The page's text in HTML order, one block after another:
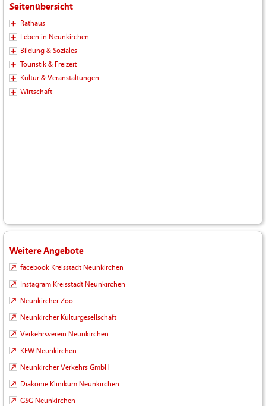
Seitenübersicht
Rathaus
Leben in Neunkirchen
Bildung & Soziales
Touristik & Freizeit
Kultur & Veranstaltungen
Wirtschaft
Weitere Angebote
facebook Kreisstadt Neunkirchen
Instagram Kreisstadt Neunkirchen
Neunkircher Zoo
Neunkircher Kulturgesellschaft
Verkehrsverein Neunkirchen
KEW Neunkirchen
Neunkircher Verkehrs GmbH
Diakonie Klinikum Neunkirchen
GSG Neunkirchen